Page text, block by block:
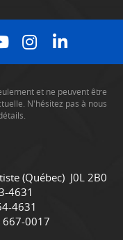
et ne peuvent être
N'hésitez pas à nous
(Québec) J0L 2B0
4631
4631
667-0017